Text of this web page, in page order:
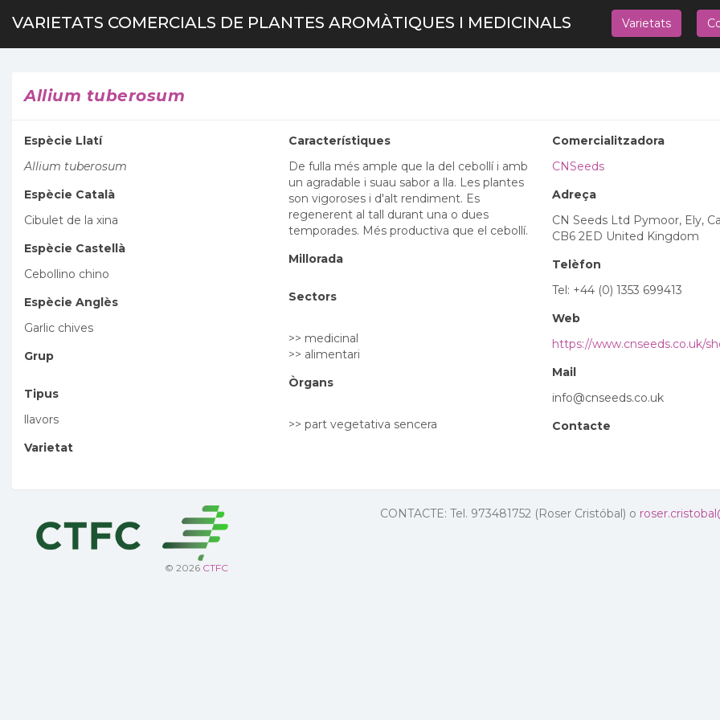
VARIETATS COMERCIALS DE PLANTES AROMÀTIQUES I MEDICINALS Varietats
Allium tuberosum
Espècie Llatí
Allium tuberosum
Espècie Català
Cibulet de la xina
Espècie Castellà
Cebollino chino
Espècie Anglès
Garlic chives
Grup
Tipus
llavors
Varietat
Característiques
De fulla més ample que la del cebollí i amb
un agradable i suau sabor a lla. Les plantes
son vigoroses i d'alt rendiment. Es
regenerent al tall durant una o dues
temporades. Més productiva que el cebollí.
Millorada
Sectors
>> medicinal
>> alimentari
Òrgans
>> part vegetativa sencera
Comercialitzadora
CNSeeds
Adreça
CN Seeds Ltd Pymoor, Ely,
CB6 2ED United Kingdom
Telèfon
Tel: +44 (0) 1353 699413
Web
https://www.cnseeds.co.uk/
Mail
info@cnseeds.co.uk
Contacte
© 2026 CTFC
CONTACTE: Tel. 973481752 (Roser Cristóbal) o